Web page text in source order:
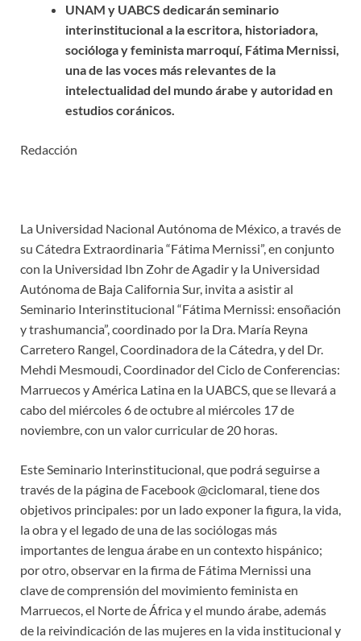
UNAM y UABCS dedicarán seminario
interinstitucional a la escritora, historiadora,
socióloga y feminista marroquí, Fátima Mernissi,
una de las voces más relevantes de la
intelectualidad del mundo árabe y autoridad en
estudios coránicos.
Redacción
La Universidad Nacional Autónoma de México, a través de
su Cátedra Extraordinaria “Fátima Mernissi”, en conjunto
con la Universidad Ibn Zohr de Agadir y la Universidad
Autónoma de Baja California Sur, invita a asistir al
Seminario Interinstitucional “Fátima Mernissi: ensoñación
y trashumancia”, coordinado por la Dra. María Reyna
Carretero Rangel, Coordinadora de la Cátedra, y del Dr.
Mehdi Mesmoudi, Coordinador del Ciclo de Conferencias:
Marruecos y América Latina en la UABCS, que se llevará a
cabo del miércoles 6 de octubre al miércoles 17 de
noviembre, con un valor curricular de 20 horas.
Este Seminario Interinstitucional, que podrá seguirse a
través de la página de Facebook @ciclomaral, tiene dos
objetivos principales: por un lado exponer la figura, la vida,
la obra y el legado de una de las sociólogas más
importantes de lengua árabe en un contexto hispánico;
por otro, observar en la firma de Fátima Mernissi una
clave de comprensión del movimiento feminista en
Marruecos, el Norte de África y el mundo árabe, además
de la reivindicación de las mujeres en la vida institucional y